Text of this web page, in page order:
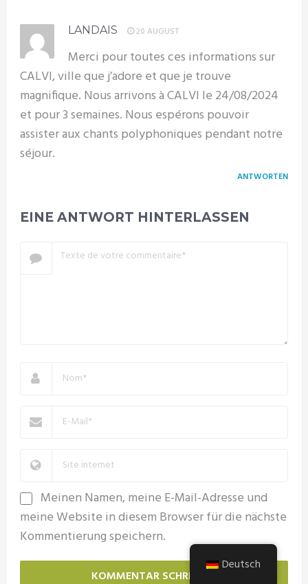
LANDAIS 20 AUGUST
Merci pour toutes ces informations sur
CALVI, ville que j’adore et que je trouve
magnifique. Nous arrivons à CALVI le 24/08/2024
et pour 3 semaines. Nous espérons pouvoir
assister aux chants polyphoniques pendant notre
séjour.
ANTWORTEN
EINE ANTWORT HINTERLASSEN
Meinen Namen, meine E-Mail-Adresse und
meine Website in diesem Browser für die nächste
Kommentierung speichern.
Deutsch